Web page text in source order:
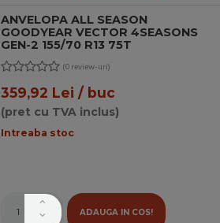
ANVELOPA ALL SEASON
GOODYEAR VECTOR 4SEASONS
GEN-2 155/70 R13 75T
(0 review-uri)
359,92 Lei / buc
(pret cu TVA inclus)
Intreaba stoc
ADAUGA IN COS!